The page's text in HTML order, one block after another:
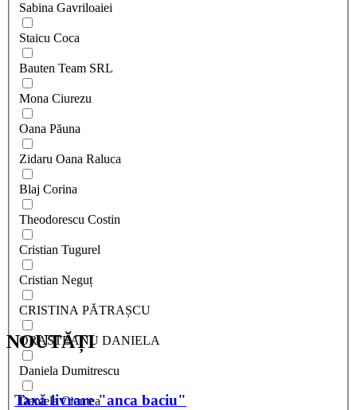
Sabina Gavriloaiei
Staicu Coca
Bauten Team SRL
Mona Ciurezu
Oana Păuna
Zidaru Oana Raluca
Blaj Corina
Theodorescu Costin
Cristian Tugurel
Cristian Neguț
CRISTINA PĂTRAȘCU
ORASTEANU DANIELA
Daniela Dumitrescu
Daniela Ciontea
NOUTĂȚI
Taxă livrare "anca baciu"